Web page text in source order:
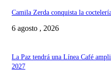
Camila Zerda conquista la
6 agosto , 2026
La Paz tendrá una Línea Café
2027